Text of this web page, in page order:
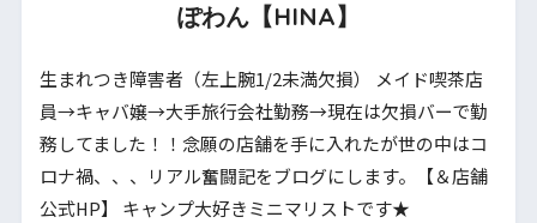
ぽわん【HINA】
生まれつき障害者（左上腕1/2未満欠損） メイド喫茶店
員→キャバ嬢→大手旅行会社勤務→現在は欠損バーで勤
務してました！！念願の店舗を手に入れたが世の中はコ
ロナ禍、、、リアル奮闘記をブログにします。【＆店舗
公式HP】 キャンプ大好きミニマリストです★